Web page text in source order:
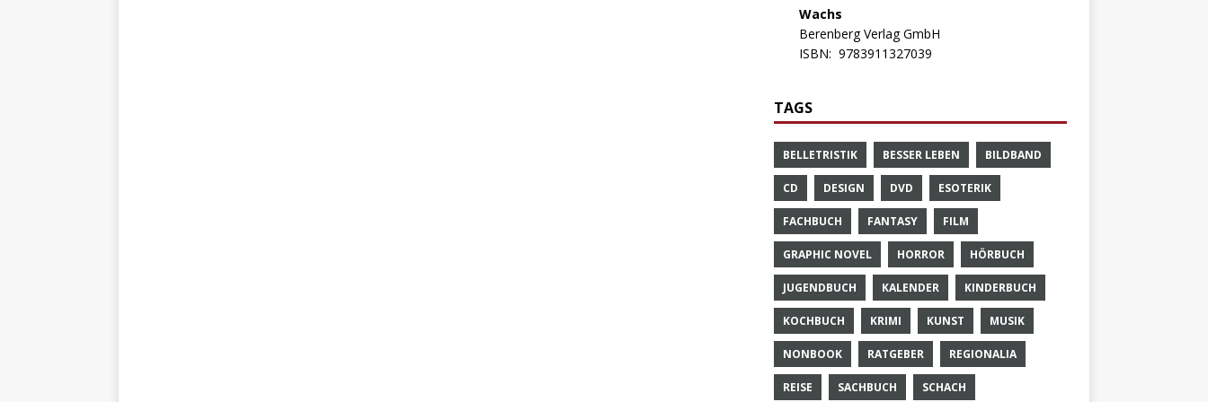
Wachs
Berenberg Verlag GmbH
ISBN: 9783911327039
TAGS
BELLETRISTIK BESSER LEBEN BILDBAND
CD DESIGN DVD ESOTERIK
FACHBUCH FANTASY FILM
GRAPHIC NOVEL HORROR HÖRBUCH
JUGENDBUCH KALENDER KINDERBUCH
KOCHBUCH KRIMI KUNST MUSIK
NONBOOK RATGEBER REGIONALIA
REISE SACHBUCH SCHACH